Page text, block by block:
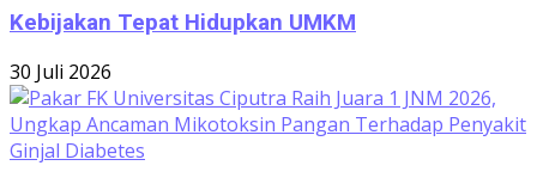
Kebijakan Tepat Hidupkan UMKM
30 Juli 2026